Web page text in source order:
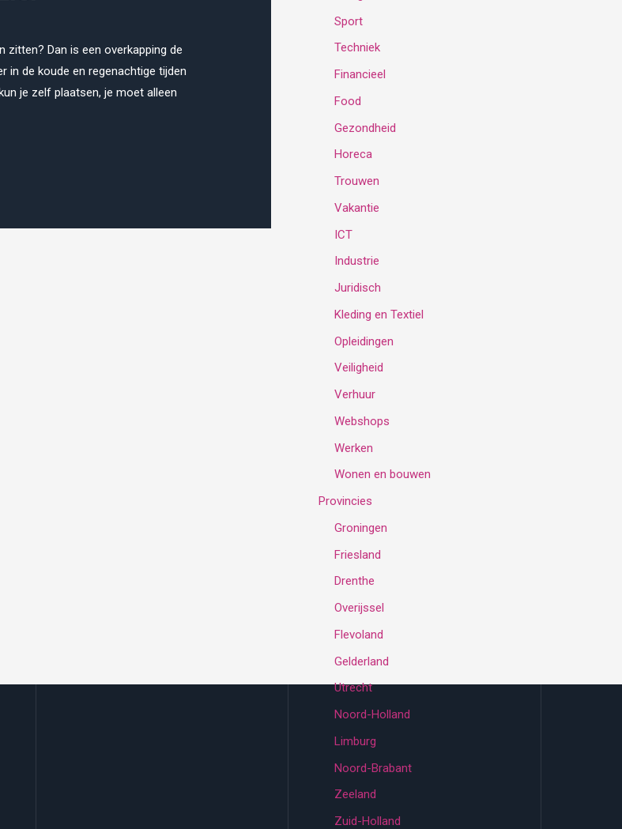
Dan is een overkapping de
in de koude en regenachtige tijden
je zelf plaatsen, je moet alleen
Sport
Techniek
Financieel
Food
Gezondheid
Horeca
Trouwen
Vakantie
ICT
Industrie
Juridisch
Kleding en Textiel
Opleidingen
Veiligheid
Verhuur
Webshops
Werken
Wonen en bouwen
Provincies
Groningen
Friesland
Drenthe
Overijssel
Flevoland
Gelderland
Utrecht
Noord-Holland
Limburg
Noord-Brabant
Zeeland
Zuid-Holland